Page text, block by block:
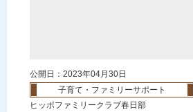
公開日：2023年04月30日
子育て・ファミリーサポート
ヒッポファミリークラブ春日部